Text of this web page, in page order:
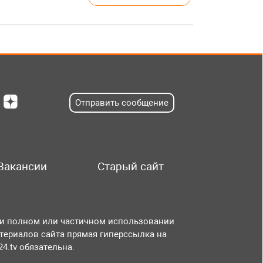
Отправить сообщение
Старый сайт
полном или частичном использовании
сайта прямая гиперссылка на
обязательна.